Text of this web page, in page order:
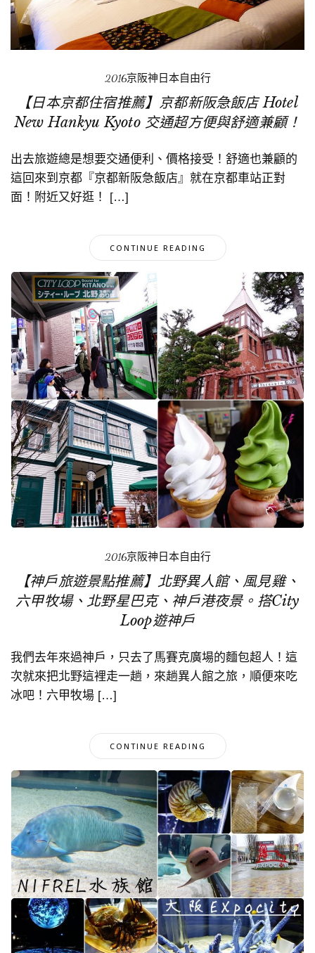
2016京阪神日本自由行
【日本京都住宿推薦】京都新阪急飯店 Hotel
New Hankyu Kyoto 交通超方便與舒適兼顧！
出去旅遊總是想要交通便利、價格接受！舒適也兼顧的
這回來到京都『京都新阪急飯店』就在京都車站正對
面！附近又好逛！ […]
CONTINUE READING
2016京阪神日本自由行
【神戶旅遊景點推薦】北野異人館、風見雞、
六甲牧場、北野星巴克、神戶港夜景。搭City
Loop遊神戶
我們去年來過神戶，只去了馬賽克廣場的麵包超人！這
次就來把北野這裡走一趟，來趟異人館之旅，順便來吃
冰吧！六甲牧場 […]
CONTINUE READING